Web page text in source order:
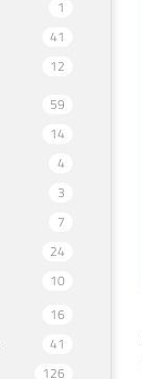
1
41
12
59
14
4
3
7
24
10
16
41
126